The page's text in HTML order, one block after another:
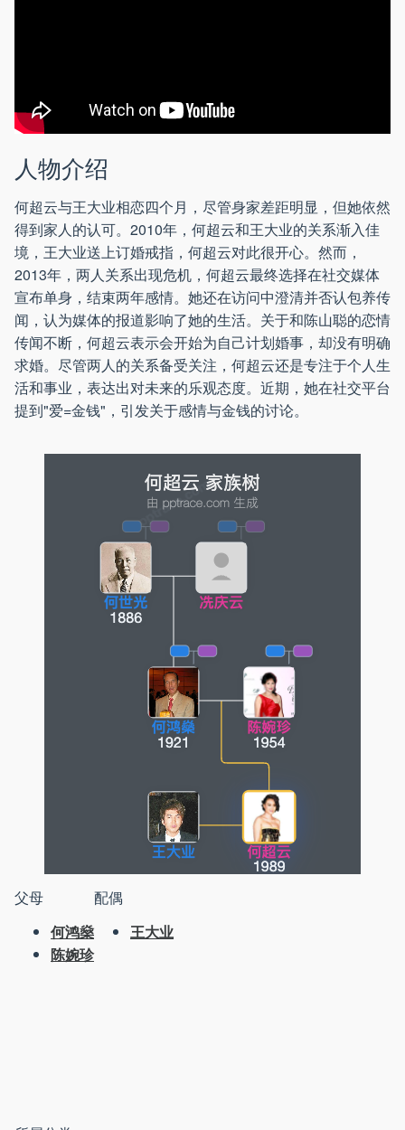
人物介绍
何超云与王大业相恋四个月，尽管身家差距明显，但她依然
得到家人的认可。2010年，何超云和王大业的关系渐入佳
境，王大业送上订婚戒指，何超云对此很开心。然而，
2013年，两人关系出现危机，何超云最终选择在社交媒体
宣布单身，结束两年感情。她还在访问中澄清并否认包养传
闻，认为媒体的报道影响了她的生活。关于和陈山聪的恋情
传闻不断，何超云表示会开始为自己计划婚事，却没有明确
求婚。尽管两人的关系备受关注，何超云还是专注于个人生
活和事业，表达出对未来的乐观态度。近期，她在社交平台
提到"爱=金钱"，引发关于感情与金钱的讨论。
父母
何鸿燊
陈婉珍
配偶
王大业